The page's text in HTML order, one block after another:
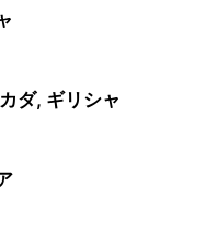
ダ, ギリシャ